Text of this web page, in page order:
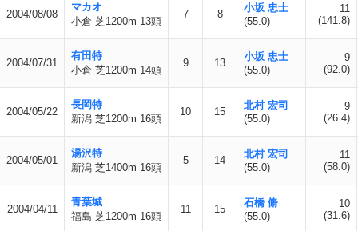
2004/08/08
マカオ
小倉 芝1200m 13頭
7 8
小坂 忠士
(55.0)
11
(141.8)
2004/07/31
有田特
小倉 芝1200m 14頭
9 13
小坂 忠士
(55.0)
9
(92.0)
2004/05/22
長岡特
新潟 芝1200m 16頭
10 15
北村 宏司
(55.0)
9
(26.4)
2004/05/01
湯沢特
新潟 芝1400m 16頭
5 14
北村 宏司
(55.0)
11
(58.0)
2004/04/11
青葉城
福島 芝1200m 16頭
11 15
石橋 脩
(55.0)
10
(31.6)